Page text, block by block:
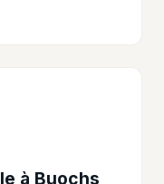
à Buochs